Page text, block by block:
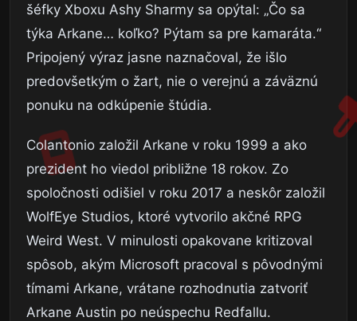
šéfky Xboxu Ashy Sharmy sa opýtal: „Čo sa
týka Arkane… koľko? Pýtam sa pre kamaráta.“
Pripojený výraz jasne naznačoval, že išlo
predovšetkým o žart, nie o verejnú a záväznú
ponuku na odkúpenie štúdia.
Colantonio založil Arkane v roku 1999 a ako
prezident ho viedol približne 18 rokov. Zo
spoločnosti odišiel v roku 2017 a neskôr založil
WolfEye Studios, ktoré vytvorilo akčné RPG
Weird West. V minulosti opakovane kritizoval
spôsob, akým Microsoft pracoval s pôvodnými
tímami Arkane, vrátane rozhodnutia zatvoriť
Arkane Austin po neúspechu Redfallu.